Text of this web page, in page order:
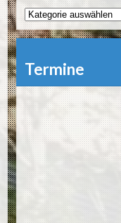
Kategorien
Termine